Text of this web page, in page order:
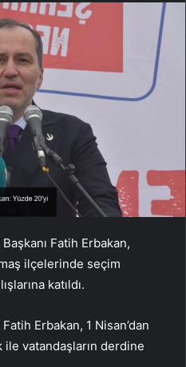
Fatih Erbakan,
ilçelerinde seçim
katıldı.
Erbakan, 1 Nisan’dan
vatandaşların derdine